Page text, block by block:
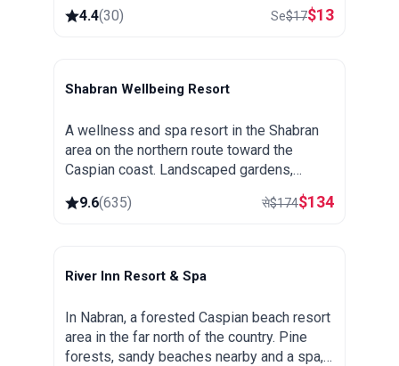
4.4(30) Se$17$13
Shabran
Shabran Wellbeing Resort
A wellness and spa resort in the Shabran
area on the northern route toward the
Caspian coast. Landscaped gardens,
thermal and spa treatments and a quiet
setting away from the city.
9.6(635) से$174$134
Nabran
River Inn Resort & Spa
In Nabran, a forested Caspian beach resort
area in the far north of the country. Pine
forests, sandy beaches nearby and a spa,